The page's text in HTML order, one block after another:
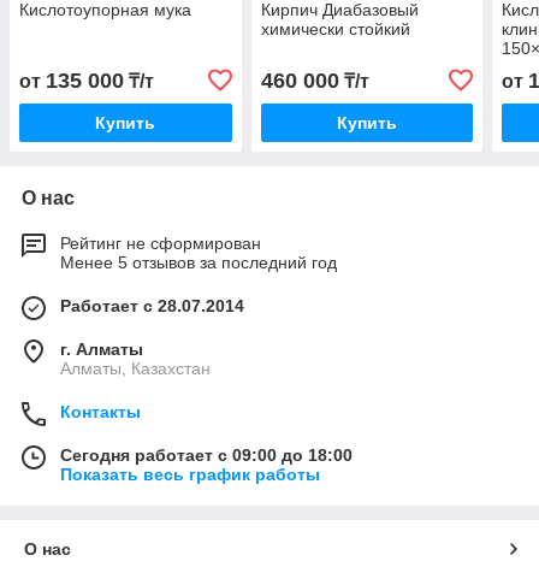
Кислотоупорная мука
от 135 000 ₸/т
Купить
Кирпич Диабазовый
химически стойкий
460 000₸/т
Купить
от
О нас
Рейтинг не сформирован
Менее 5 отзывов за последний год
Работает с 28.07.2014
г. Алматы
Алматы, Казахстан
Контакты
Сегодня работает с 09:00 до 18:00
Показать весь график работы
О нас